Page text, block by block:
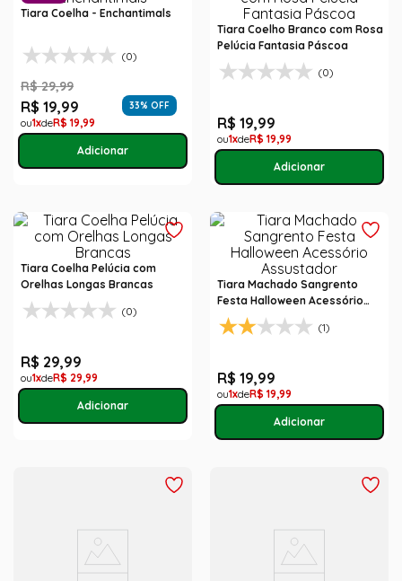
Tiara Coelha - Enchantimals
(0)
R$ 29,99
R$ 19,99 33% OFF
1 R$ 19,99
Tiara Coelho Branco com Rosa
Pelúcia Fantasia Páscoa
(0)
R$ 19,99
1 R$ 19,99
Tiara Coelha Pelúcia com
Orelhas Longas Brancas
(0)
R$ 29,99
1 R$ 29,99
Tiara Machado Sangrento
Festa Halloween Acessório
Assustador
(1)
R$ 19,99
1 R$ 19,99